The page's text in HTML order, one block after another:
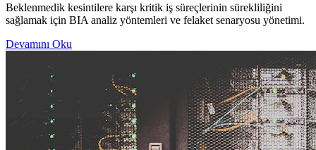
Beklenmedik kesintilere karşı kritik iş süreçlerinin sürekliliğini
sağlamak için BIA analiz yöntemleri ve felaket senaryosu yönetimi.
Devamını Oku